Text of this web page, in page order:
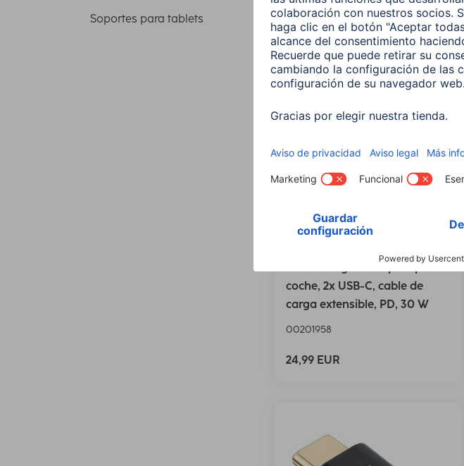
Soportes para tablets
Modelo compatible: Galaxy S22 Ultra (5G)
5 artículos
Hama Cargador rápido para
coche, 2x USB-C, cable de
carga extensible, PD, 30 W
00201958
24,99 EUR